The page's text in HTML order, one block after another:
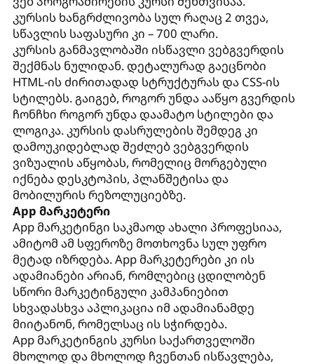
კურსის ხანგრძლივობა სულ რაღაც 2 თვეა,
სწავლის საფასური კი – 700 ლარი.
კურსის განმავლობაში ისწავლი ვებგვერდის
შექმნას ნულიდან. დეტალურად გაეცნობი
HTML-ის ძირითადად სტრუქტურას და CSS-ის
სტილებს. გაიგებ, როგორ უნდა ააწყო გვერდის
ჩონჩხი როგორ უნდა დაამატო სტილები და
ლოგიკა. კურსის დასრულების შემდეგ კი
დამოუკიდებლად შეძლებ ვებგვერდის
ვიზუალის აწყობას, რომელიც მორგებული
იქნება დესკტოპის, პლანშეტისა და
მობილურის რეზოლუციებზე.
App მარკეტერი
App მარკეტინგი საკმაოდ ახალი პროფესიაა,
ამიტომ ამ სფეროზე მოთხოვნა სულ უფრო
მეტად იზრდება. App მარკეტერები კი ის
ადამიანები არიან, რომლებიც ცდილობენ
სწორი მარკეტინგული კამპანიებით
სხვადასხვა აპლიკაცია იმ ადამიანამდე
მიიტანონ, რომელსაც ის სჭირდება.
App მარკეტინგის კურსი საქართველოში
მხოლოდ და მხოლოდ ჩვენთან ისწავლება,